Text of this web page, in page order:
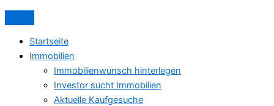
Startseite
Immobilien
Immobilienwunsch hinterlegen
Investor sucht Immobilien
Aktuelle Kaufgesuche